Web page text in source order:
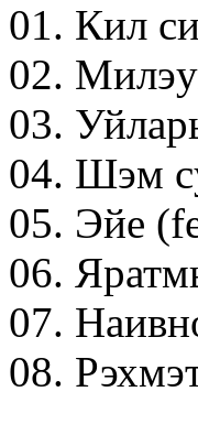
01. Кил
02.
03.
04. Шэм
05. Эйе
06.
07.
08.